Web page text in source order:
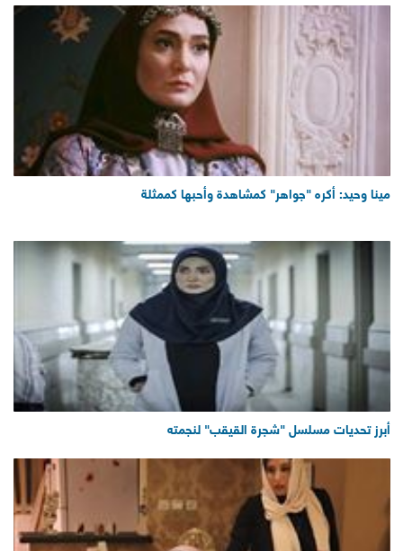
مينا وحيد: أكره "جواهر" كمشاهدة وأحبها كممثلة
أبرز تحديات مسلسل "شجرة القيقب" لنجمته